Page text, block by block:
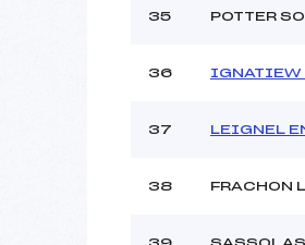
35 POTTER
36 IGNATIEW
37 LEIGNEL
38 FRACHON